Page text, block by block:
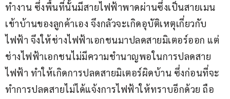
ทำงาน ซึ่งพื้นที่นั้นมีสายไฟฟ้าพาดผ่านซึ่งเป็นสายเมน
เข้าบ้านของลูกค้าเอง จึงกลัวจะเกิดอุบัติเหตุเกี่ยวกับ
ไฟฟ้า จึงให้ช่างไฟฟ้าเอกชนมาปลดสายมิเตอร์ออก แต่
ช่างไฟฟ้าเอกชนไม่มีความชำนาญพอในการปลดสาย
ไฟฟ้า ทำให้เกิดการปลดสายมิเตอร์ผิดบ้าน ซึ่งก่อนที่จะ
ทำการปลดสายไม่ได้แจ้งการไฟฟ้าให้ทราบอีกด้วย ถือ